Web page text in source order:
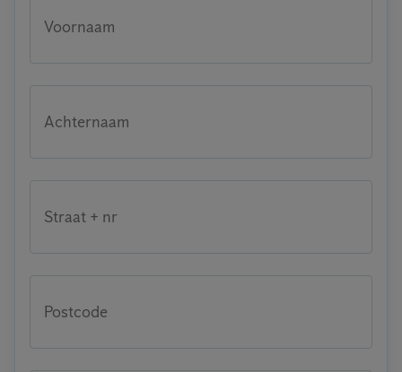
Voornaam
Achternaam
Straat + nr
Postcode